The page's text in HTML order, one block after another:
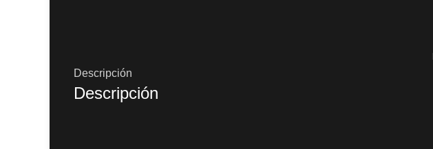
Descripción
Descripción